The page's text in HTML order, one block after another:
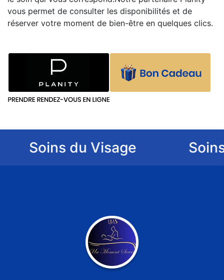
vous permet de consulter les disponibilités et de
réserver votre moment de bien-être en quelques clics.
Soins du Visage Soins